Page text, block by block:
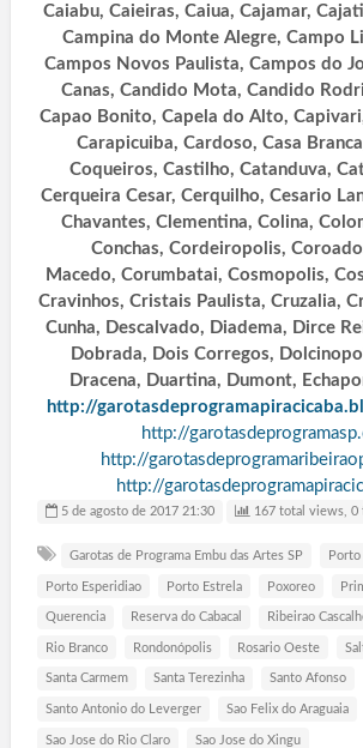
Caiabu, Caieiras, Caiua, Cajamar,
Campina do Monte Alegre, Campo
Campos Novos Paulista, Campos do
Canas, Candido Mota, Candido
Capao Bonito, Capela do Alto,
Carapicuiba, Cardoso, Casa
Coqueiros, Castilho, Catanduva,
Cerqueira Cesar, Cerquilho, Cesario
Chavantes, Clementina, Colina,
Conchas, Cordeiropolis,
Macedo, Corumbatai, Cosmopolis,
Cravinhos, Cristais Paulista, Cruzalia,
Cunha, Descalvado, Diadema, Dirce
Dobrada, Dois Corregos,
Dracena, Duartina, Dumont,
http://
http://
http://
http://
5 de agosto de 2017 21:30 167 total views, 0
Garotas de Programa Embu das Artes SP Porto
Porto Esperidiao Porto Estrela Poxoreo
Querencia Reserva do Cabacal Ribeirao
Rio Branco Rondonópolis Rosario Oeste
Santa Carmem Santa Terezinha Santo Afonso
Santo Antonio do Leverger Sao Felix do Araguaia
Sao Jose do Rio Claro Sao Jose do Xingu